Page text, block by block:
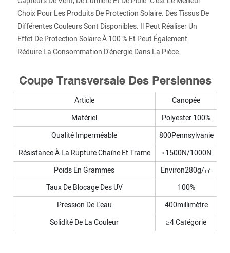
Choix Pour Les Produits De Protection Solaire. Des Tissus De
Différentes Couleurs Sont Disponibles. Il Peut Réaliser Un
Effet De Protection Solaire À 100 % Et Peut Également
Réduire La Consommation D'énergie Dans La Pièce.
Coupe Transversale Des Persiennes
Article
Canopée
Matériel
Polyester 100%
Qualité Imperméable
800Pennsylvanie
Résistance À La Rupture Chaîne Et Trame
≥1500N/1000N
Poids En Grammes
Environ280g/㎡
Taux De Blocage Des UV
100%
Pression De L'eau
400millimètre
Solidité De La Couleur
≥4 Catégorie